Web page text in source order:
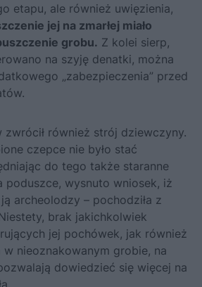
etapu, ale również uwięzienia,
jej na zmarłej miało
grobu. Z kolei sierp,
na szyję denatki, można
„zabezpieczenia” przed
zwrócił również strój dziewczyny.
czepce nie było stać
do tego także staranne
poduszce, wysnuto wniosek, iż
archeolodzy – pochodziła z
brak jakichkolwiek
jej pochówek, jak również
w nieoznakowanym grobie, na
dowiedzieć się więcej na